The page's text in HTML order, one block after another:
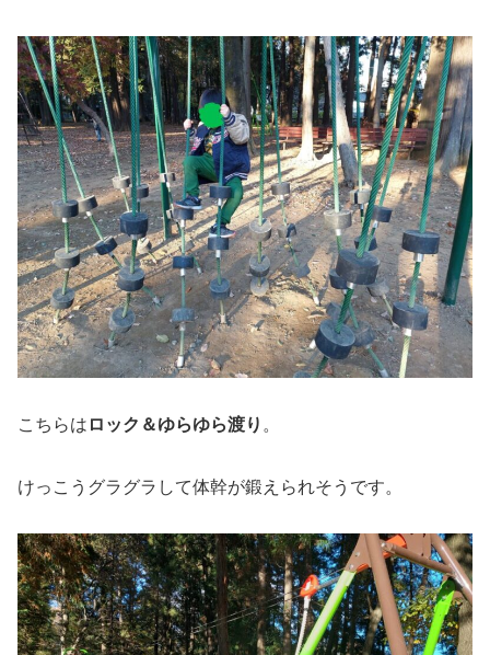
こちらは ロック＆ゆらゆら渡り 。
けっこうグラグラして体幹が鍛えられそうです。